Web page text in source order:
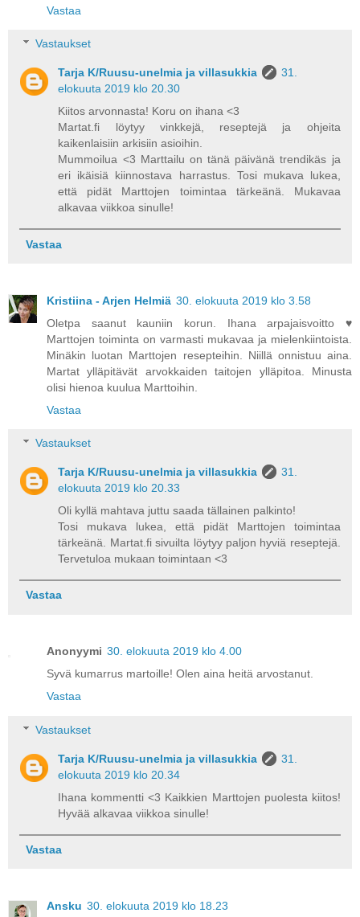
Vastaa
Vastaukset
Tarja K/Ruusu-unelmia ja villasukkia
31.
elokuuta 2019 klo 20.30
Kiitos arvonnasta! Koru on ihana <3
Martat.fi löytyy vinkkejä, reseptejä ja ohjeita
kaikenlaisiin arkisiin asioihin.
Mummoilua <3 Marttailu on tänä päivänä trendikäs ja
eri ikäisiä kiinnostava harrastus. Tosi mukava lukea,
että pidät Marttojen toimintaa tärkeänä. Mukavaa
alkavaa viikkoa sinulle!
Vastaa
Kristiina - Arjen Helmiä 30. elokuuta 2019 klo 3.58
Oletpa saanut kauniin korun. Ihana arpajaisvoitto ♥
Marttojen toiminta on varmasti mukavaa ja mielenkiintoista.
Minäkin luotan Marttojen resepteihin. Niillä onnistuu aina.
Martat ylläpitävät arvokkaiden taitojen ylläpitoa. Minusta
olisi hienoa kuulua Marttoihin.
Vastaa
Vastaukset
Tarja K/Ruusu-unelmia ja villasukkia
31.
elokuuta 2019 klo 20.33
Oli kyllä mahtava juttu saada tällainen palkinto!
Tosi mukava lukea, että pidät Marttojen toimintaa
tärkeänä. Martat.fi sivuilta löytyy paljon hyviä reseptejä.
Tervetuloa mukaan toimintaan <3
Vastaa
Anonyymi 30. elokuuta 2019 klo 4.00
Syvä kumarrus martoille! Olen aina heitä arvostanut.
Vastaa
Vastaukset
Tarja K/Ruusu-unelmia ja villasukkia
31.
elokuuta 2019 klo 20.34
Ihana kommentti <3 Kaikkien Marttojen puolesta kiitos!
Hyvää alkavaa viikkoa sinulle!
Vastaa
Ansku 30. elokuuta 2019 klo 18.23